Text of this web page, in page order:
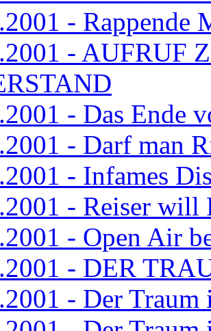
- Rappende
- AUFRUF
- Das Ende
- Darf man
- Infames
- Reiser will
- Open Air
- DER
- Der Traum